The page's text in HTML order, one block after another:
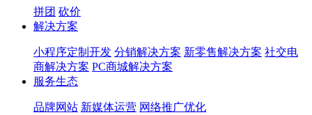
拼团 砍价
解决方案
小程序定制开发 分销解决方案 新零售解决方案 社交电
商解决方案 PC商城解决方案
服务生态
品牌网站 新媒体运营 网络推广优化